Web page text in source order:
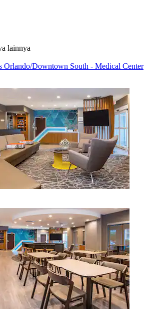
lainnya
Orlando/Downtown South - Medical Center